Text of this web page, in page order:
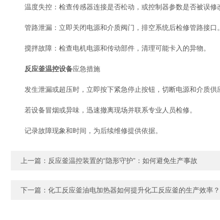
温度失控：检查传感器连接是否松动，或控制器参数是否被误修
管路泄漏：立即关闭电源和介质阀门，排空系统后检修管路接口。
搅拌故障：检查电机电源和传动部件，清理可能卡入的异物。
反应釜温控设备应急措施
发生泄漏或超压时，立即按下紧急停止按钮，切断电源和介质供
若设备冒烟或异味，迅速撤离现场并联系专业人员检修。
记录故障现象和时间，为后续维修提供依据。
上一篇： 反应釜温控装置的“隐形守护”：如何避免生产事故
下一篇： 化工反应釜油电加热器如何提升化工反应釜的生产效率？